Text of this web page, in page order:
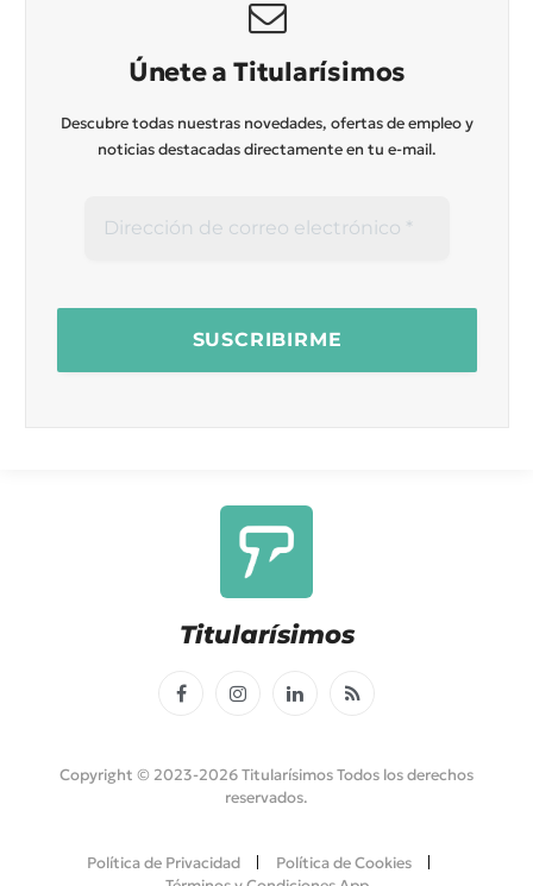
Únete a Titularísimos
Descubre todas nuestras novedades, ofertas de empleo y
noticias destacadas directamente en tu e-mail.
Titularísimos
FacebookInstagramLinkedInRSS
Copyright © 2023-2026 Titularísimos Todos los derechos
reservados.
Política de Privacidad
Política de Cookies